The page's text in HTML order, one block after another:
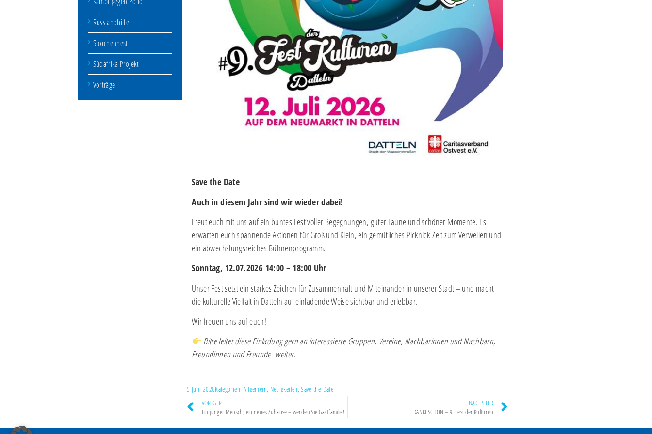
Russlandhilfe
Storchennest
Südafrika Projekt
Vorträge
Save the Date
Auch in diesem Jahr sind wir wieder dabei!
Freut euch mit uns auf ein buntes Fest voller Begegnungen, guter Laune und schöner Momente. Es
erwarten euch spannende Aktionen für Groß und Klein, ein gemütliches Picknick-Zelt zum Verweilen und
ein abwechslungsreiches Bühnenprogramm.
Sonntag, 12.07.2026 14:00 – 18:00 Uhr
Unser Fest setzt ein starkes Zeichen für Zusammenhalt und Miteinander in unserer Stadt – und macht
die kulturelle Vielfalt in Datteln auf einladende Weise sichtbar und erlebbar.
Wir freuen uns auf euch!
Bitte leitet diese Einladung gern an interessierte Gruppen, Vereine, Nachbarinnen und Nachbarn,
Freundinnen und Freunde weiter.
5 Juni 2026Kategorien: Allgemein, Neuigkeiten,Save-the-Date
VORIGER
Ein junger Mensch, ein neues Zuhause – werden Sie Gastfamilie!
NÄCHSTER
DANKESCHÖN – 9. Fest der Kulturen